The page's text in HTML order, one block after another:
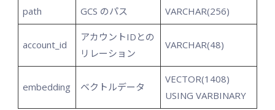
path GCS のパス VARCHAR(256)
account_id
アカウントIDとの
リレーション
VARCHAR(48)
embedding ベクトルデータ
VECTOR(1408)
USING VARBINARY